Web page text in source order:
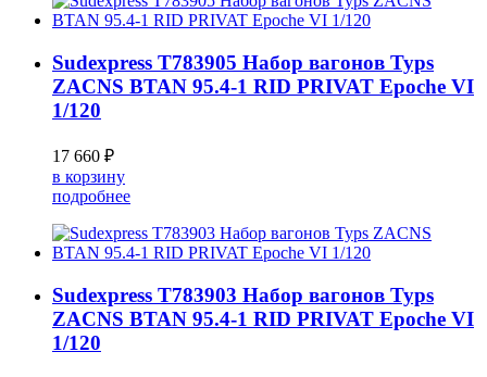
Sudexpress T783905 Набор вагонов Typs
ZACNS BTAN 95.4-1 RID PRIVAT Epoche VI
1/120
17 660 ₽
в корзину
подробнее
Sudexpress T783903 Набор вагонов Typs
ZACNS BTAN 95.4-1 RID PRIVAT Epoche VI
1/120